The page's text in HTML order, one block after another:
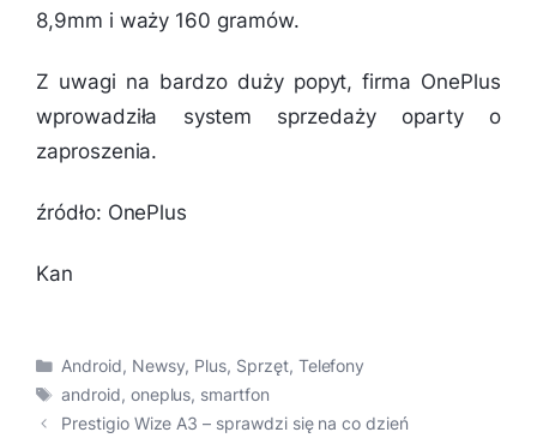
8,9mm i waży 160 gramów.
Z uwagi na bardzo duży popyt, firma OnePlus
wprowadziła system sprzedaży oparty o
zaproszenia.
źródło: OnePlus
Kan
Kategorie
Android, Newsy, Plus, Sprzęt, Telefony
Tagi
android, oneplus, smartfon
Prestigio Wize A3 – sprawdzi się na co dzień